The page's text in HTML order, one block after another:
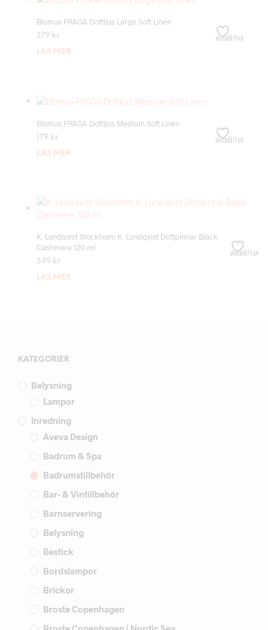
Add to wishlist
Blomus FRAGA Doftljus Large Soft Linen
279 kr
LÄS MER
Add to wishlist
Blomus FRAGA Doftljus Medium,Soft Linen
179 kr
LÄS MER
Add to wishlist
K. Lundqvist Stockholm K. Lundqvist Doftpinnar Black
Cashmere 120 ml
349 kr
LÄS MER
KATEGORIER
Belysning
Lampor
Inredning
Aveva Design
Badrum & Spa
Badrumstillbehör
Bar- & Vintillbehör
Barnservering
Belysning
Bestick
Bordslampor
Brickor
Broste Copenhagen